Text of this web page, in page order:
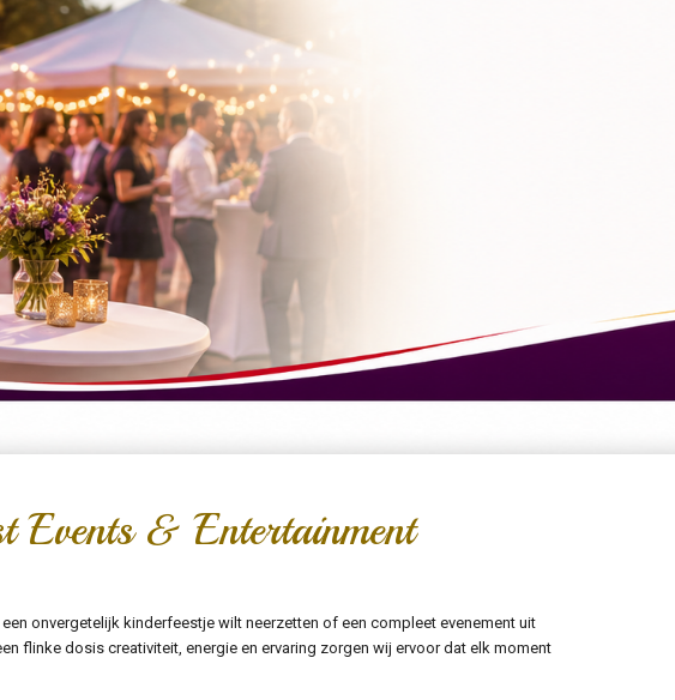
Events & Entertainment
onvergetelijk kinderfeestje wilt neerzetten of een compleet evenement uit
flinke dosis creativiteit, energie en ervaring zorgen wij ervoor dat elk moment